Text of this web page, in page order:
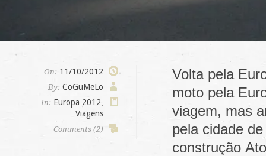
On: 11/10/2012
By: CoGuMeLo
In: Europa 2012
Viagens
Comments (2)
Volta pela
moto pela
viagem, mas
pela cidade
construção